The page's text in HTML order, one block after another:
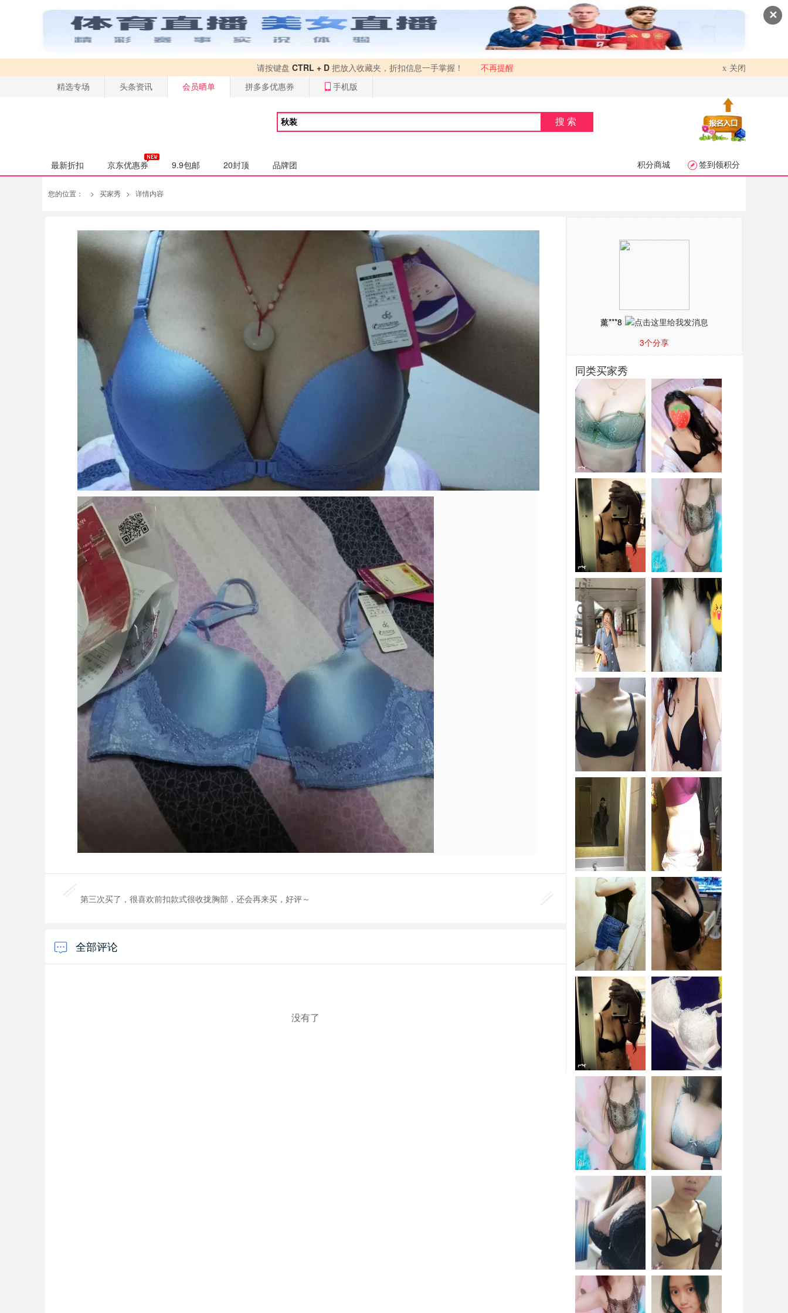
✕
请按键盘 CTRL + D 把放入收藏夹，折扣信息一手掌握！ 不再提醒 x 关闭
精选专场
头条资讯 会员晒单 拼多多优惠券 手机版
搜索
最新折扣 京东优惠券 9.9包邮 20封顶 品牌团 积分商城 签到领积分
您的位置： > 买家秀 > 详情内容
第三次买了，很喜欢前扣款式很收拢胸部，还会再来买，好评～
全部评论
没有了
薰***8
3个分享
同类买家秀